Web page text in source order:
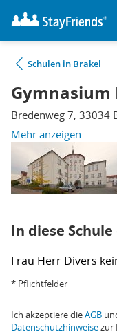
Schulen in Brakel
Gymnasium
Bredenweg 7, 33034
Mehr anzeigen
In diese
Frau Herr Divers
* Pflichtfelder
Ich akzeptiere dieAGB
Datenschutzhinweisezur